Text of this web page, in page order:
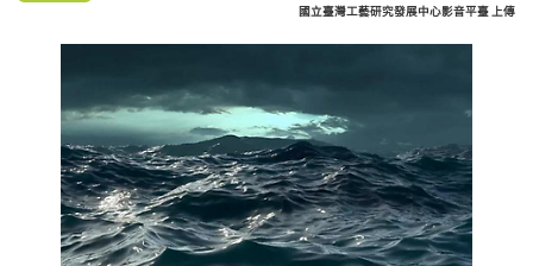
國立臺灣工藝研究發展中心影音平臺 上傳